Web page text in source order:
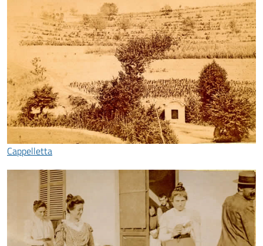
Cappelletta